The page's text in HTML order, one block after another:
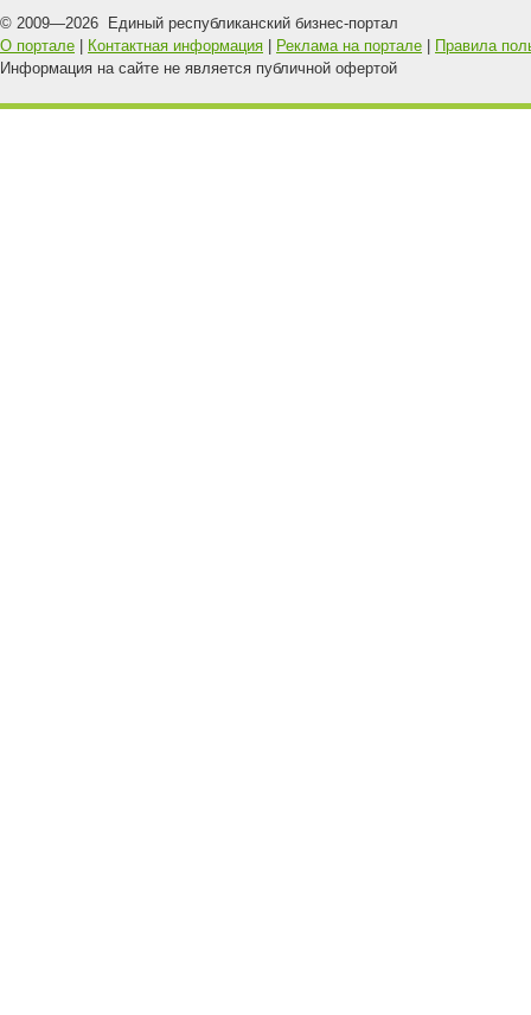
© 2009—2026 Единый республиканский бизнес-портал
О портале
Контактная информация Реклама на портале
Правила
Информация на сайте не является публичной офертой